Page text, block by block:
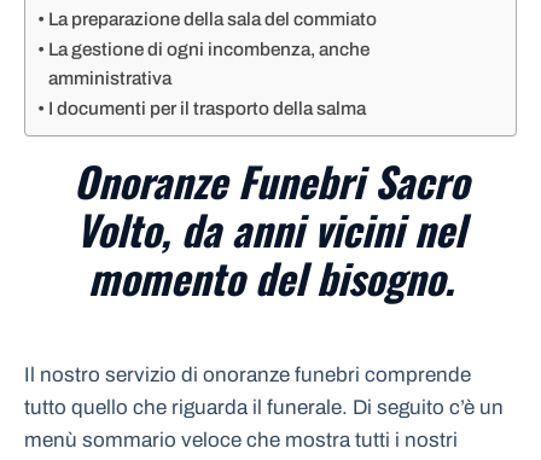
La preparazione della sala del commiato
La gestione di ogni incombenza, anche
amministrativa
I documenti per il trasporto della salma
Onoranze Funebri Sacro
Volto, da anni vicini nel
momento del bisogno.
Il nostro servizio di onoranze funebri comprende
tutto quello che riguarda il funerale. Di seguito c’è un
menù sommario veloce che mostra tutti i nostri